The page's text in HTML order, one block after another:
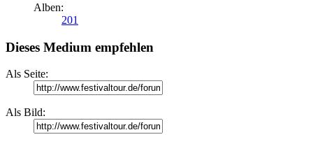
Alben:
201
Dieses Medium empfehlen
Als Seite:
Als Bild: